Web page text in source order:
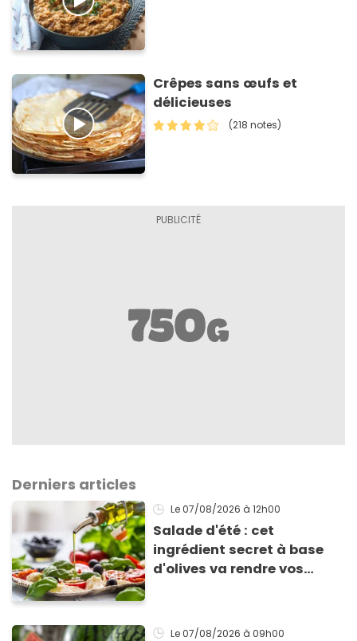
Crêpes sans œufs et
délicieuses
(218 notes)
Derniers articles
Le 07/08/2026 à 12h00
Salade d'été : cet
ingrédient secret à base
d'olives va rendre vos
Le 07/08/2026 à 09h00